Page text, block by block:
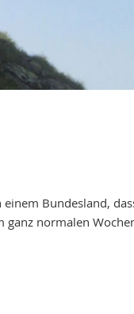
Bundesland,
ganz normalen